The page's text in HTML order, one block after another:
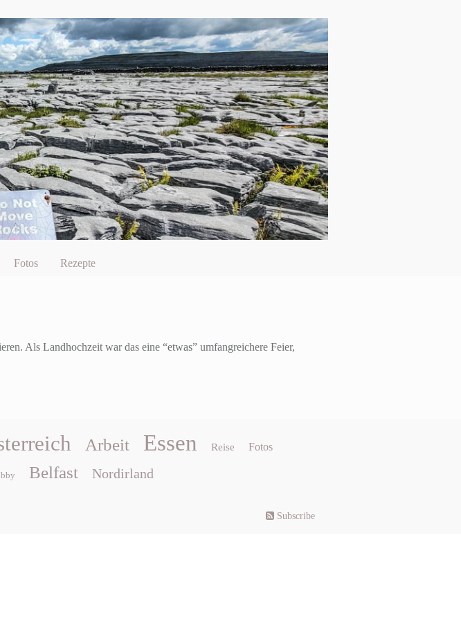
Fotos Rezepte
Als Landhochzeit war das eine “etwas” umfangreichere Feier,
Arbeit Essen Reise Fotos
Belfast Nordirland
Subscribe